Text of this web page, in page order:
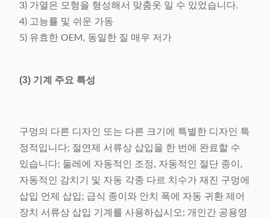
차원 (L x H) W x 500 x 900 x 1200mm
3) 가열은 모형을 형성해서 맞춤옷 일 수 있었습니다.
4) 고능률 및 쉬운 가동
5) 유효한 OEM, 동일한 질 매우 저가
(3) 기계 주요 특성
구멍의 다른 디자인 또는 다른 크기에 특별한 디자인 특
정적입니다; 절연제 서류상 삽입을 한 번에 완료할 수
있습니다; 둘레에 자동적인 조정, 자동적인 절단 종이,
자동적인 감치기 및 자동 각종 다르 치수가 재진 구멍에
삽입 언제 삽입; 급식 종이와 안치 폭에 자동 귀환 제어
장치 서류상 삽입 기계를 사용하십시오; 개인간 공용영